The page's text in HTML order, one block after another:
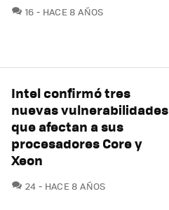
16 COMENTARIOS
HACE 8 AÑOS
Intel confirmó tres
nuevas vulnerabilidades
que afectan a sus
procesadores Core y
Xeon
24 COMENTARIOS
HACE 8 AÑOS